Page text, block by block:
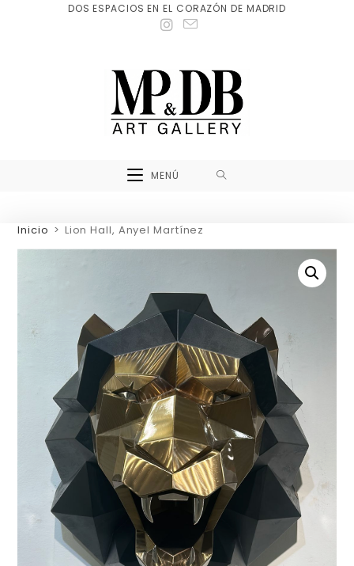
DOS ESPACIOS EN EL CORAZÓN DE MADRID
MENÚ
Inicio > Lion Hall, Anyel Martínez